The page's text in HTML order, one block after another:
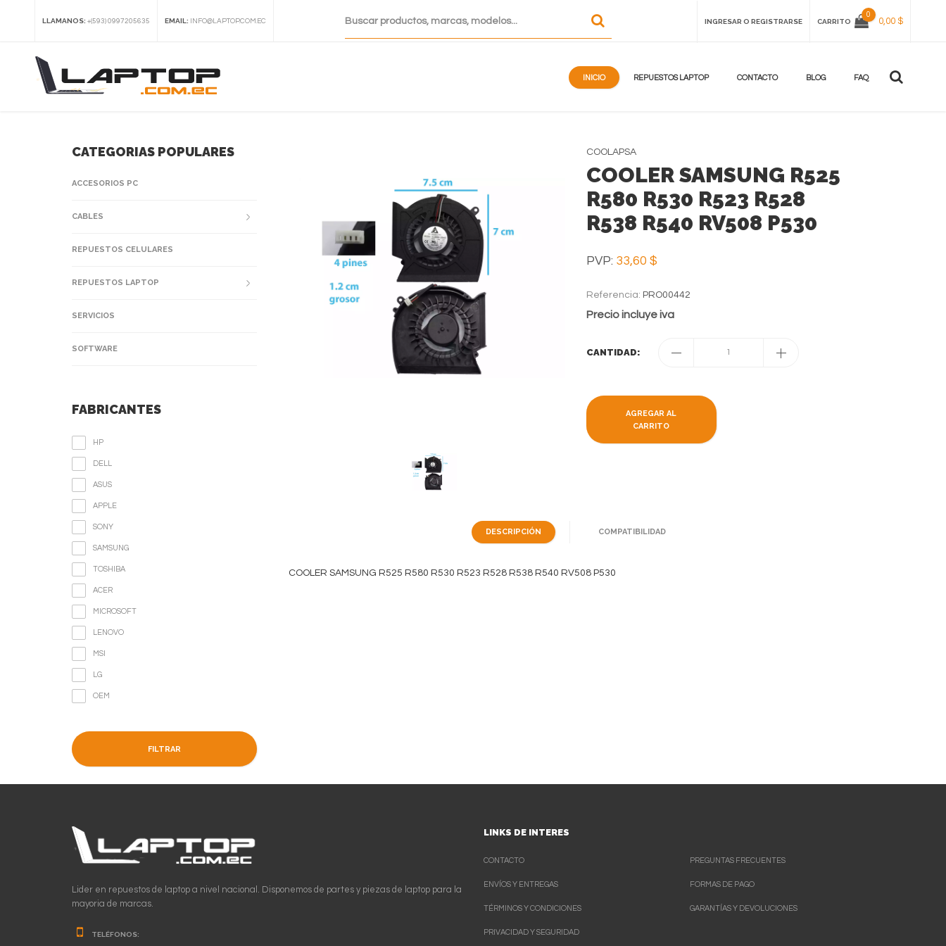
LLAMANOS: +(593) 0997205635 EMAIL: INFO@LAPTOP.COM.EC INGRESAR O REGISTRARSE CARRITO
0
0,00 $
INICIO REPUESTOS LAPTOP CONTACTO BLOG FAQ
COOLAPSA
COOLER SAMSUNG R525
R580 R530 R523 R528
R538 R540 RV508 P530
PVP: 33,60 $
Referencia: PRO00442
Precio incluye iva
CANTIDAD: 1
AGREGAR AL
CARRITO
DESCRIPCIÓN COMPATIBILIDAD
COOLER SAMSUNG R525 R580 R530 R523 R528 R538 R540 RV508 P530
CATEGORIAS POPULARES
ACCESORIOS PC
CABLES
REPUESTOS CELULARES
REPUESTOS LAPTOP
SERVICIOS
SOFTWARE
FABRICANTES
HP
DELL
ASUS
APPLE
SONY
SAMSUNG
TOSHIBA
ACER
MICROSOFT
LENOVO
MSI
LG
OEM
FILTRAR
Lider en repuestos de laptop a nivel nacional. Disponemos de partes y piezas de laptop para la
mayoria de marcas.
TELÉFONOS:
LINKS DE INTERES
CONTACTO
ENVÍOS Y ENTREGAS
TÉRMINOS Y CONDICIONES
PRIVACIDAD Y SEGURIDAD
PREGUNTAS FRECUENTES
FORMAS DE PAGO
GARANTÍAS Y DEVOLUCIONES